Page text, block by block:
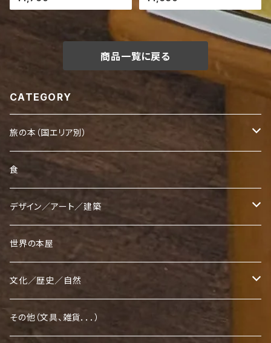
商品一覧に戻る
CATEGORY
旅の本（国エリア別）
日本
アジア
中国
台湾
東南アジア
ヨーロッパ
北欧
フランス
北アメリカ
南アメリカ
食
デザイン／アート／建築
カメラ／写真／風景
デザイン
アート
世界の本屋
文化／歴史／自然
文化
その他（文具、雑貨．．．）